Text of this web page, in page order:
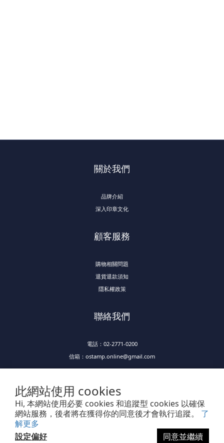
此網站使用 cookies
Hi, 本網站使用必要 cookies 和追蹤型 cookies 以確保
網站服務，後者將在獲得你的同意後才會執行追蹤。 了
解更多
設定偏好
同意並繼續
關於我們
品牌介紹
深入印章文化
顧客服務
購物相關問題
退貨退款須知
隱私權政策
聯絡我們
電話：02-2771-0200
信箱：ostamp.online@gmail.com